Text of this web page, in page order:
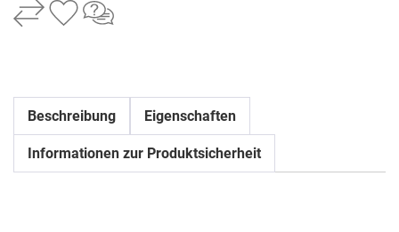
Beschreibung Eigenschaften
Informationen zur Produktsicherheit